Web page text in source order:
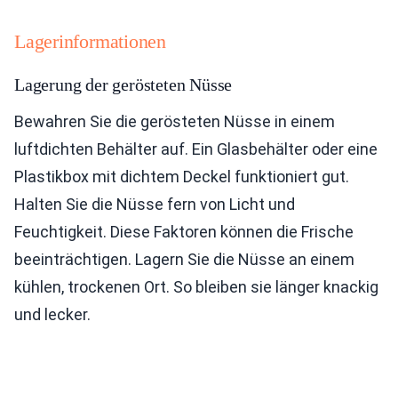
Lagerinformationen
Lagerung der gerösteten Nüsse
Bewahren Sie die gerösteten Nüsse in einem
luftdichten Behälter auf. Ein Glasbehälter oder eine
Plastikbox mit dichtem Deckel funktioniert gut.
Halten Sie die Nüsse fern von Licht und
Feuchtigkeit. Diese Faktoren können die Frische
beeinträchtigen. Lagern Sie die Nüsse an einem
kühlen, trockenen Ort. So bleiben sie länger knackig
und lecker.